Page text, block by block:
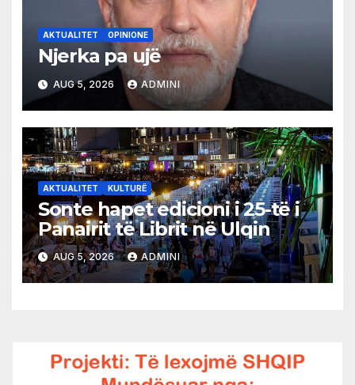
AKTUALITET OPINIONE
Njerka pa ujë
AUG 5, 2026 ADMINI
AKTUALITET KULTURË
Sonte hapet edicioni i 25-të i
Panairit të Librit në Ulqin
AUG 5, 2026 ADMINI